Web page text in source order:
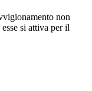
non
si attiva per il